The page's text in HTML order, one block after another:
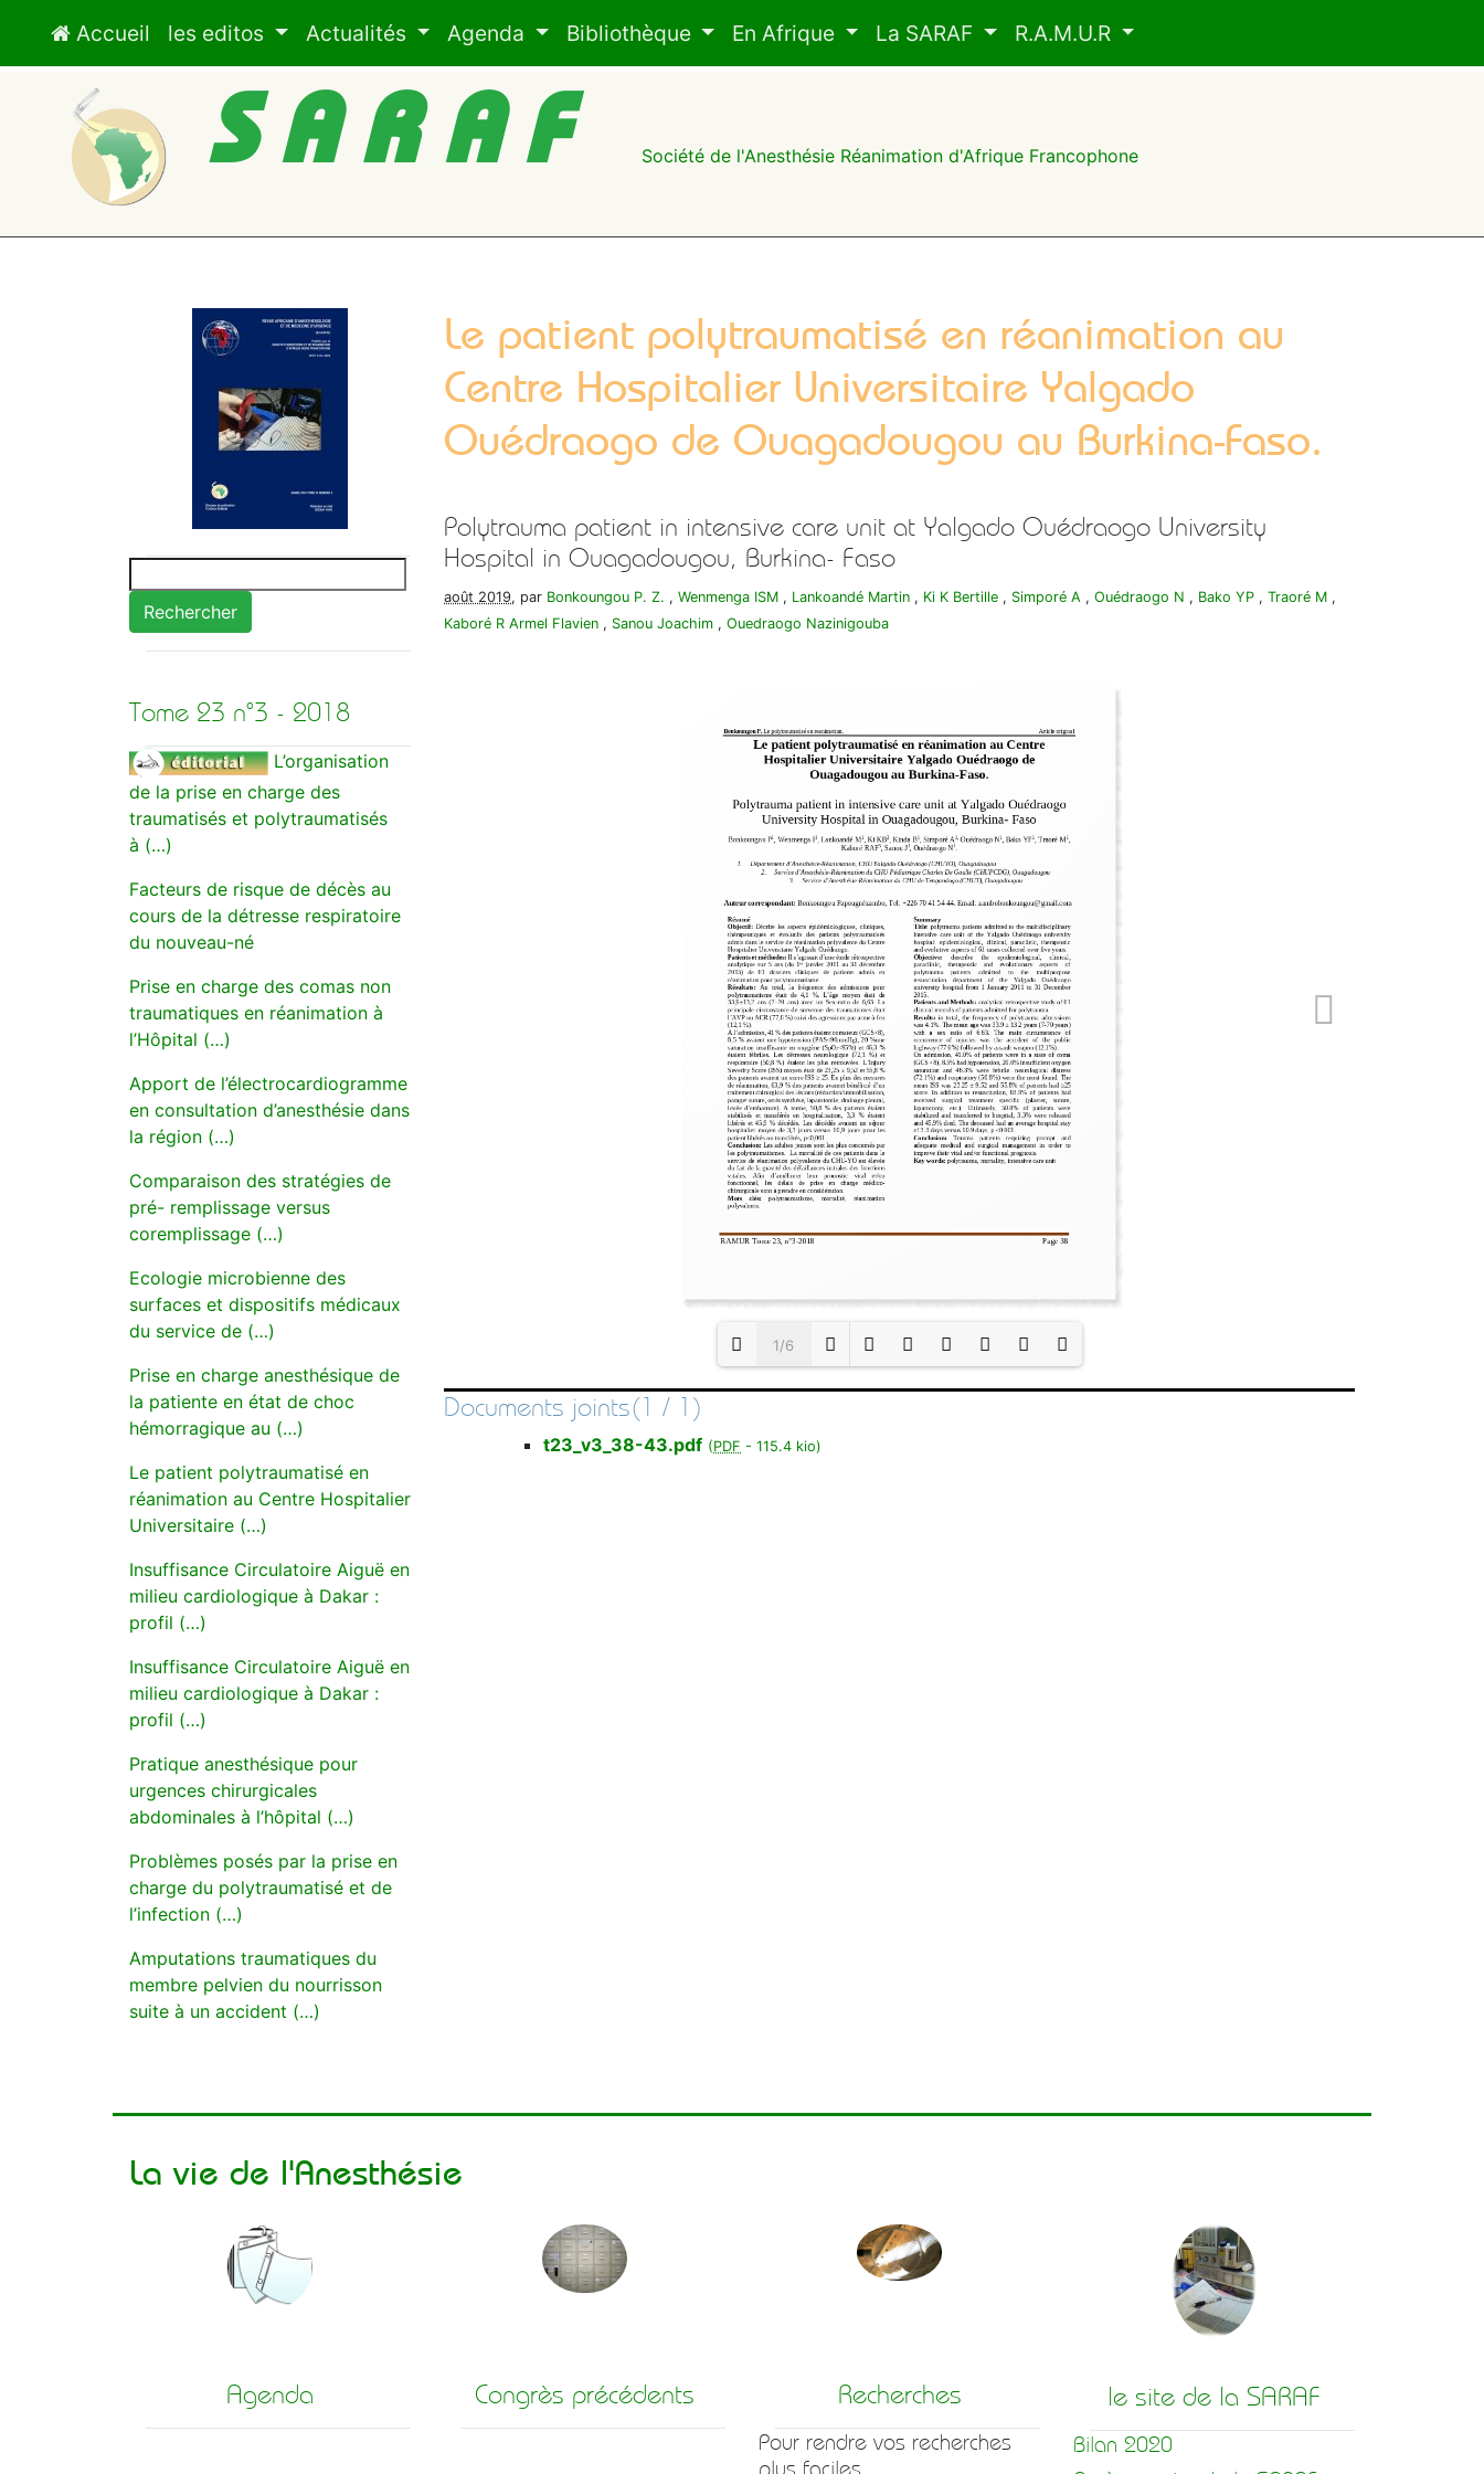
Accueil les editos Actualités Agenda Bibliothèque En Afrique La SARAF R.A.M.U.R
SARAF Société de l'Anesthésie Réanimation d'Afrique Francophone
Rechercher
Tome 23 n°3 - 2018
L’organisation
de la prise en charge des
traumatisés et polytraumatisés
à (…)
Facteurs de risque de décès au
cours de la détresse respiratoire
du nouveau-né
Prise en charge des comas non
traumatiques en réanimation à
l’Hôpital (…)
Apport de l’électrocardiogramme
en consultation d’anesthésie dans
la région (…)
Comparaison des stratégies de
pré- remplissage versus
coremplissage (…)
Ecologie microbienne des
surfaces et dispositifs médicaux
du service de (…)
Prise en charge anesthésique de
la patiente en état de choc
hémorragique au (…)
Le patient polytraumatisé en
réanimation au Centre Hospitalier
Universitaire (…)
Insuffisance Circulatoire Aiguë en
milieu cardiologique à Dakar :
profil (…)
Insuffisance Circulatoire Aiguë en
milieu cardiologique à Dakar :
profil (…)
Pratique anesthésique pour
urgences chirurgicales
abdominales à l’hôpital (…)
Problèmes posés par la prise en
charge du polytraumatisé et de
l’infection (…)
Amputations traumatiques du
membre pelvien du nourrisson
suite à un accident (…)
Le patient polytraumatisé en réanimation au
Centre Hospitalier Universitaire Yalgado
Ouédraogo de Ouagadougou au Burkina-Faso.
Polytrauma patient in intensive care unit at Yalgado Ouédraogo University
Hospital in Ouagadougou, Burkina- Faso
août 2019, par Bonkoungou P. Z. , Wenmenga ISM , Lankoandé Martin , Ki K Bertille , Simporé A , Ouédraogo N , Bako YP , Traoré M ,
Kaboré R Armel Flavien , Sanou Joachim , Ouedraogo Nazinigouba
1/6
Documents joints(1 / 1)
t23_v3_38-43.pdf (PDF - 115.4 kio)
La vie de l'Anesthésie
Agenda Congrès précédents Recherches
Pour rendre vos recherches
le site de la SARAF
Bilan 2020